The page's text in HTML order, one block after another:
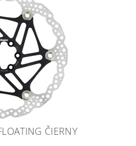
ČIERNY